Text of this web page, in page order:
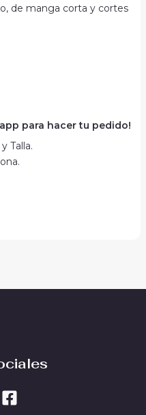
de manga corta y cortes
para hacer tu pedido!
Talla.